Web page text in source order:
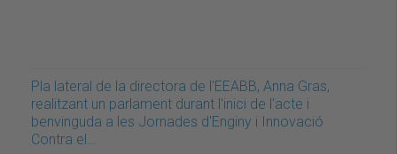
Pla lateral de la directora de l'EEABB, Anna Gras,
realitzant un parlament durant l'inici de l'acte i
benvinguda a les Jornades d'Enginy i Innovació
Contra el…